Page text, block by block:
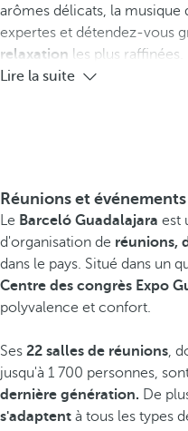
arômes délicats, la musique
expertes et détendez-vous
relaxation les plus raffinées.
Lire la suite
Réunions et événements
Le Barceló Guadalajara est
d'organisation de réunions,
dans le pays. Situé dans un
Centre des congrès Expo
polyvalence et confort.
Ses 22 salles de réunions,
jusqu'à 1 700 personnes,
dernière génération. De
s'adaptent à tous les types